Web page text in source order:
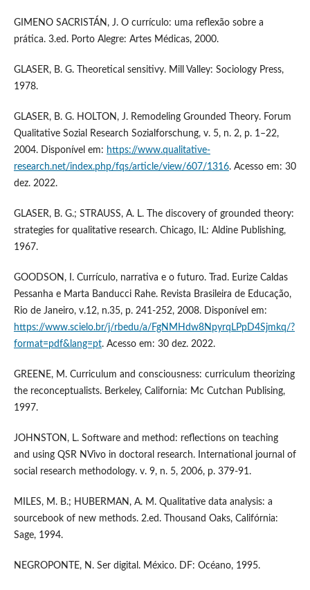
GIMENO SACRISTÁN, J. O currículo: uma reflexão sobre a
prática. 3.ed. Porto Alegre: Artes Médicas, 2000.
GLASER, B. G. Theoretical sensitivy. Mill Valley: Sociology Press,
1978.
GLASER, B. G. HOLTON, J. Remodeling Grounded Theory. Forum
Qualitative Sozial Research Sozialforschung, v. 5, n. 2, p. 1–22,
2004. Disponível em: https://www.qualitative-
research.net/index.php/fqs/article/view/607/1316. Acesso em: 30
dez. 2022.
GLASER, B. G.; STRAUSS, A. L. The discovery of grounded theory:
strategies for qualitative research. Chicago, IL: Aldine Publishing,
1967.
GOODSON, I. Currículo, narrativa e o futuro. Trad. Eurize Caldas
Pessanha e Marta Banducci Rahe. Revista Brasileira de Educação,
Rio de Janeiro, v.12, n.35, p. 241-252, 2008. Disponível em:
https://www.scielo.br/j/rbedu/a/FgNMHdw8NpyrqLPpD4Sjmkq/?
format=pdf&lang=pt. Acesso em: 30 dez. 2022.
GREENE, M. Curriculum and consciousness: curriculum theorizing
the reconceptualists. Berkeley, California: Mc Cutchan Publising,
1997.
JOHNSTON, L. Software and method: reflections on teaching
and using QSR NVivo in doctoral research. International journal of
social research methodology. v. 9, n. 5, 2006, p. 379-91.
MILES, M. B.; HUBERMAN, A. M. Qualitative data analysis: a
sourcebook of new methods. 2.ed. Thousand Oaks, Califórnia:
Sage, 1994.
NEGROPONTE, N. Ser digital. México. DF: Océano, 1995.